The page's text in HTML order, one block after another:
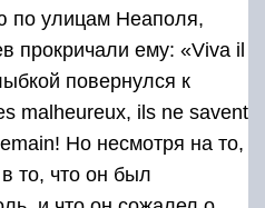
по улицам Неаполя,
прокричали ему: «Viva il
повернулся к
malheureux, ils ne savent
Но несмотря на то,
то, что он был